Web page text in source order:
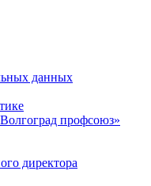
данных
профсоюз»
директора